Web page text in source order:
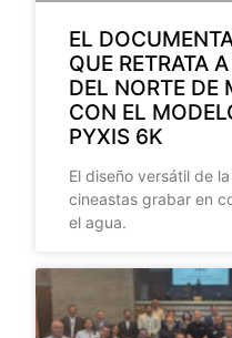
EL
QUE RETRATA
DEL NORTE DE
CON EL
PYXIS 6K
El diseño versátil de
cineastas grabar en
el agua.